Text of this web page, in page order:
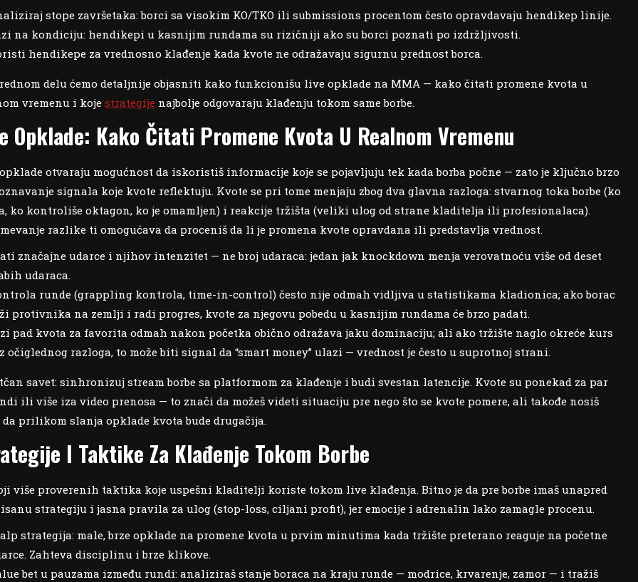
stope završetaka: borci sa visokim KO/TKO ili submissions procentom često opravdavaju hendikep linije.
na kondiciju: hendikepi u kasnijim rundama su rizičniji ako su borci poznati po izdržljivosti.
hendikepe za vrednosno klađenje kada kvote ne odražavaju sigurnu prednost borca.
delu ćemo detaljnije objasniti kako funkcionišu live opklade na MMA — kako čitati promene kvota u
vremenu i kojestrategije najbolje odgovaraju klađenju tokom same borbe.
Opklade: Kako Čitati Promene Kvota U Realnom Vremenu
otvaraju mogućnost da iskoristiš informacije koje se pojavljuju tek kada borba počne — zato je ključno brzo
signala koje kvote reflektuju. Kvote se pri tome menjaju zbog dva glavna razloga: stvarnog toka borbe (ko
ko kontroliše oktagon, ko je omamljen) i reakcije tržišta (veliki ulog od strane kladitelja ili profesionalaca).
razlike ti omogućava da proceniš da li je promena kvote opravdana ili predstavlja vrednost.
značajne udarce i njihov intenzitet — ne broj udaraca: jedan jak knockdown menja verovatnoću više od deset
udaraca.
runde (grappling kontrola, time-in-control) često nije odmah vidljiva u statistikama kladionica; ako borac
protivnika na zemlji i radi progres, kvote za njegovu pobedu u kasnijim rundama će brzo padati.
pad kvota za favorita odmah nakon početka obično odražava jaku dominaciju; ali ako tržište naglo okreće kurs
očiglednog razloga, to može biti signal da “smart money” ulazi — vrednost je često u suprotnoj strani.
savet: sinhronizuj stream borbe sa platformom za klađenje i budi svestan latencije. Kvote su ponekad za par
ili više iza video prenosa — to znači da možeš videti situaciju pre nego što se kvote pomere, ali takođe nosiš
prilikom slanja opklade kvota bude drugačija.
I Taktike Za Klađenje Tokom Borbe
više proverenih taktika koje uspešni kladitelji koriste tokom live klađenja. Bitno je da pre borbe imaš unapred
strategiju i jasna pravila za ulog (stop-loss, ciljani profit), jer emocije i adrenalin lako zamagle procenu.
strategija: male, brze opklade na promene kvota u prvim minutima kada tržište preterano reaguje na početne
Zahteva disciplinu i brze klikove.
bet u pauzama između rundi: analiziraš stanje boraca na kraju runde — modrice, krvarenje, zamor — i tražiš